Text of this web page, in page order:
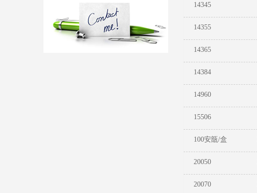
14345 ​
14355​
14365​
14384
14960
15506
100安瓿/盒
20050
20070